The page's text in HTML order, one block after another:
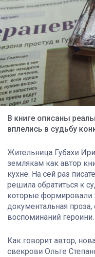
В книге описаны
вплелись в судьбу
Жительница Губахи
землякам как автор
кухне. На сей раз
решила обратиться к
которые формировали
документальная проза,
воспоминаний героини.
Как говорит автор,
свекрови Ольге